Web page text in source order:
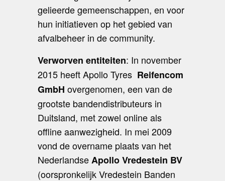
gelieerde gemeenschappen, en voor
hun initiatieven op het gebied van
afvalbeheer in de community.
Verworven entiteiten: In november
2015 heeft Apollo Tyres Reifencom
GmbH overgenomen, een van de
grootste bandendistributeurs in
Duitsland, met zowel online als
offline aanwezigheid. In mei 2009
vond de overname plaats van het
NederlandseApollo Vredestein BV
(oorspronkelijk Vredestein Banden